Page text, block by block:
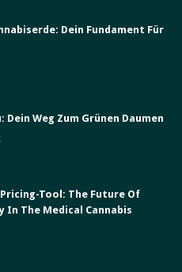
Dein Fundament Für
Dein Weg Zum Grünen Daumen
Tool: The Future Of
In The Medical Cannabis